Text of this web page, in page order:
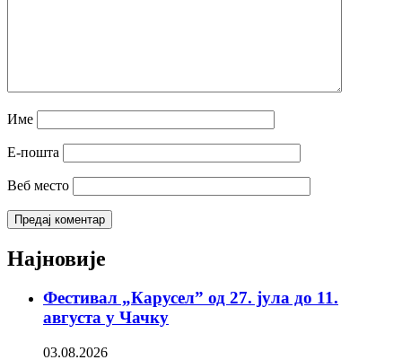
Име
Е-пошта
Веб место
Најновије
Фестивал „Карусел” од 27. јула до 11.
августа у Чачку
03.08.2026